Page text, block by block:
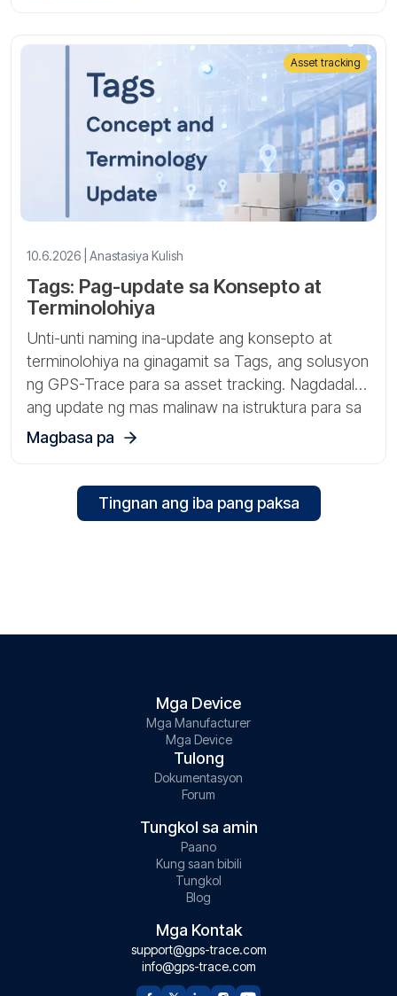
10.6.2026 | Anastasiya Kulish
Tags: Pag-update sa Konsepto at
Terminolohiya
Unti-unti naming ina-update ang konsepto at
terminolohiya na ginagamit sa Tags, ang solusyon
ng GPS-Trace para sa asset tracking. Nagdadala
ang update ng mas malinaw na istruktura para sa
pagtatrabaho sa mga gateway, sensor, at mga
Magbasa pa
Asset tracking
Tingnan ang iba pang paksa
Mga Device
Mga Manufacturer
Mga Device
Tulong
Dokumentasyon
Forum
Tungkol sa amin
Paano
Kung saan bibili
Tungkol
Blog
Mga Kontak
support@gps-trace.com
info@gps-trace.com